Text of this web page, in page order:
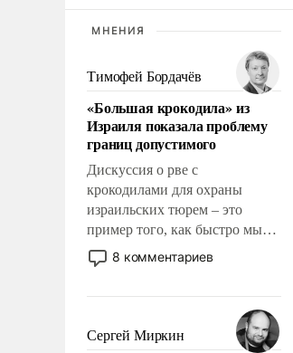
МНЕНИЯ
Тимофей Бордачёв
«Большая крокодила» из
Израиля показала проблему
границ допустимого
Дискуссия о рве с
крокодилами для охраны
израильских тюрем – это
пример того, как быстро мы
двигаемся по пути
революционных изменений.
псевдонаучной фантастики,
стало всерьез обсуждаемой
8 комментариев
Сергей Миркин